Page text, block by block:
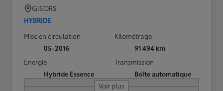
GISORS
HYBRIDE
Mise en circulation
05-2016
Kilométrage
91 494 km
Energie
Hybride Essence
Transmission
Boîte automatique
Voir plus